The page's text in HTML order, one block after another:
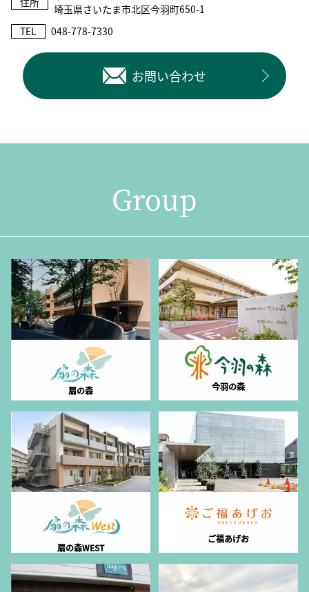
埼玉県さいたま市北区今羽町650-1
TEL
048-778-7330
お問い合わせ
Group
扇の森 今羽の森
扇の森WEST
ご福あげお